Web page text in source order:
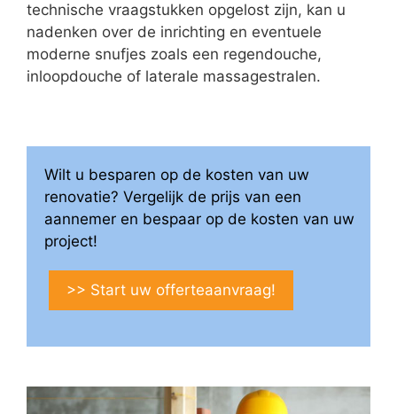
technische vraagstukken opgelost zijn, kan u
nadenken over de inrichting en eventuele
moderne snufjes zoals een regendouche,
inloopdouche of laterale massagestralen.
Wilt u besparen op de kosten van uw
renovatie? Vergelijk de prijs van een
aannemer en bespaar op de kosten van uw
project!
>> Start uw offerteaanvraag!